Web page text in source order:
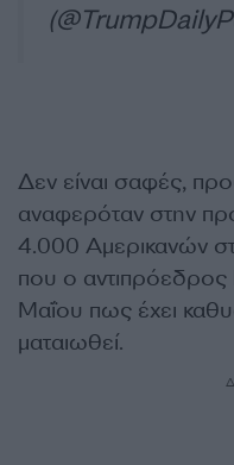
Δεν είναι σαφές,
αναφερόταν στην
4.000 Αμερικανών
που ο αντιπρόεδρος
Μαΐου πως έχει
ματαιωθεί.